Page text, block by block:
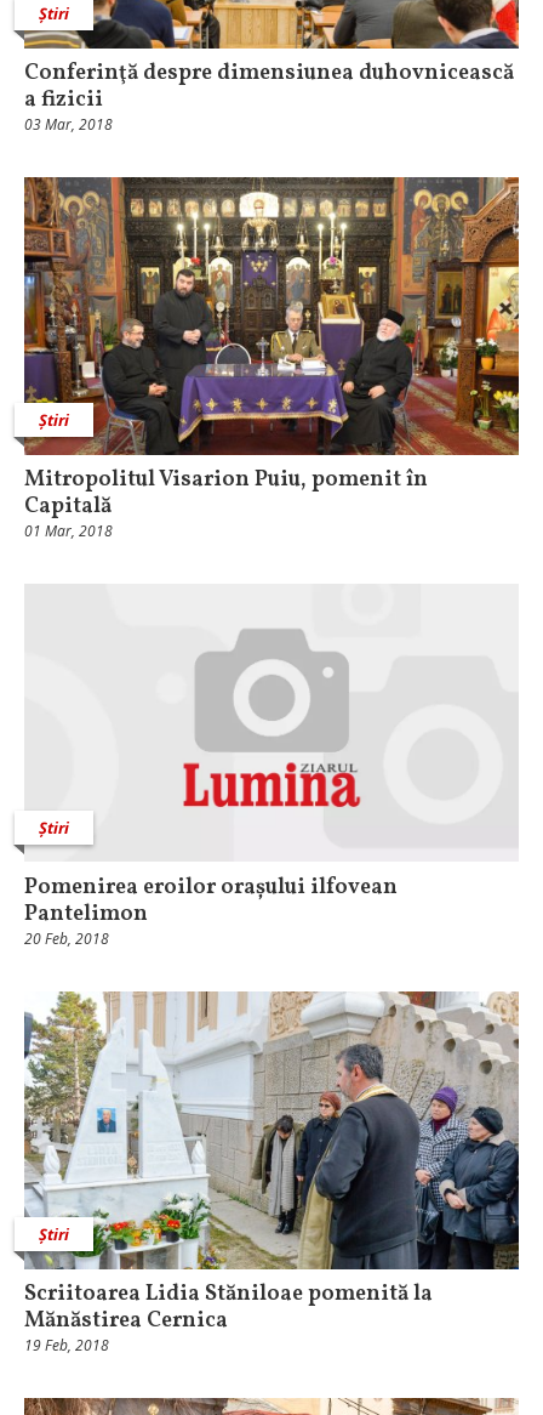
Știri
Conferinţă despre dimensiunea duhovnicească
a fizicii
03 Mar, 2018
Știri
Mitropolitul Visarion Puiu, pomenit în
Capitală
01 Mar, 2018
Știri
Pomenirea eroilor orașului ilfovean
Pantelimon
20 Feb, 2018
Știri
Scriitoarea Lidia Stăniloae pomenită la
Mănăstirea Cernica
19 Feb, 2018